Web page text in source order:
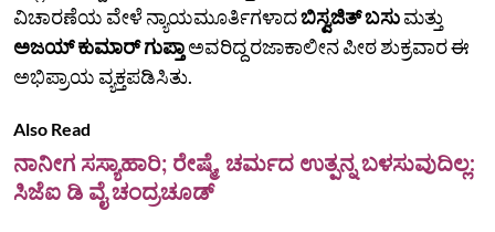
ವಿಚಾರಣೆಯ ವೇಳೆ ನ್ಯಾಯಮೂರ್ತಿಗಳಾದಬಿಸ್ವಜಿತ್ ಬಸುಮತ್ತು
ಅಜಯ್ ಕುಮಾರ್ ಗುಪ್ತಾಅವರಿದ್ದ ರಜಾಕಾಲೀನ ಪೀಠ ಶುಕ್ರವಾರ ಈ
ಅಭಿಪ್ರಾಯ ವ್ಯಕ್ತಪಡಿಸಿತು.
Also Read
ನಾನೀಗ ಸಸ್ಯಾಹಾರಿ; ರೇಷ್ಮೆ, ಚರ್ಮದ ಉತ್ಪನ್ನ ಬಳಸುವುದಿಲ್ಲ:
ಸಿಜೆಐ ಡಿ ವೈ ಚಂದ್ರಚೂಡ್